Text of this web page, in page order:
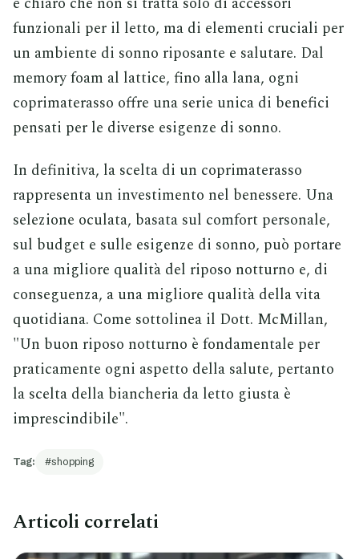
funzionali per il letto, ma di elementi cruciali per
un ambiente di sonno riposante e salutare. Dal
memory foam al lattice, fino alla lana, ogni
coprimaterasso offre una serie unica di benefici
pensati per le diverse esigenze di sonno.
In definitiva, la scelta di un coprimaterasso
rappresenta un investimento nel benessere. Una
selezione oculata, basata sul comfort personale,
sul budget e sulle esigenze di sonno, può portare
a una migliore qualità del riposo notturno e, di
conseguenza, a una migliore qualità della vita
quotidiana. Come sottolinea il Dott. McMillan,
"Un buon riposo notturno è fondamentale per
praticamente ogni aspetto della salute, pertanto
la scelta della biancheria da letto giusta è
imprescindibile".
Tag: shopping
Articoli correlati